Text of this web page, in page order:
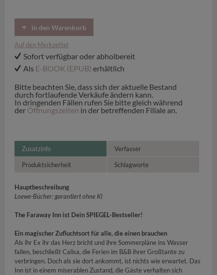
in den Warenkorb
Auf den Merkzettel
Sofort verfügbar oder abholbereit
Als E-BOOK (EPUB) erhältlich
Bitte beachten Sie, dass sich der aktuelle Bestand
durch fortlaufende Verkäufe ändern kann.
In dringenden Fällen rufen Sie bitte gleich während
der Öffnungszeiten in der betreffenden Filiale an.
Zusatzinfo Verfasser
Produktsicherheit Schlagworte
Hauptbeschreibung
Loewe-Bücher: garantiert ohne KI
The Faraway Inn ist Dein SPIEGEL-Bestseller!
Ein magischer Zufluchtsort für alle, die einen brauchen
Als ihr Ex ihr das Herz bricht und ihre Sommerpläne ins Wasser
fallen, beschließt Calisa, die Ferien im B&B ihrer Großtante zu
verbringen. Doch als sie dort ankommt, ist nichts wie erwartet. Das
Inn ist in einem miserablen Zustand, die Gäste verhalten sich